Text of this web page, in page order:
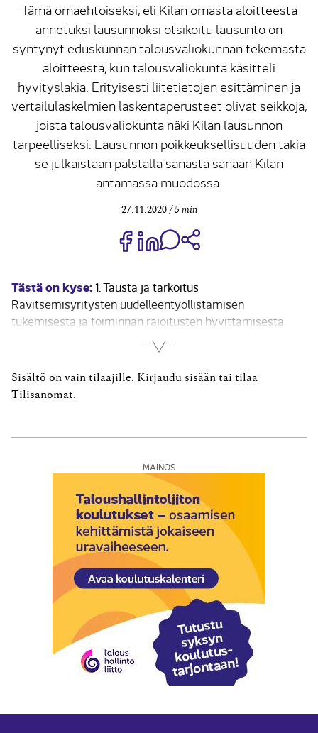
Tämä omaehtoiseksi, eli Kilan omasta aloitteesta
annetuksi lausunnoksi otsikoitu lausunto on
syntynyt eduskunnan talousvaliokunnan tekemästä
aloitteesta, kun talousvaliokunta käsitteli
hyvityslakia. Erityisesti liitetietojen esittäminen ja
vertailulaskelmien laskentaperusteet olivat seikkoja,
joista talousvaliokunta näki Kilan lausunnon
tarpeelliseksi. Lausunnon poikkeuksellisuuden takia
se julkaistaan palstalla sanasta sanaan Kilan
antamassa muodossa.
27.11.2020 5 min
Jaa Share on Facebook
Jaa Share on LinkedIn
Jaa WhatsApp-viestinä
Tästä on kyse:1. Tausta ja tarkoitus
Ravitsemisyritysten uudelleentyöllistämisen
tukemisesta ja toiminnan rajoitusten hyvittämisestä
annetun lain (403/2020; jäljempänä ”hyvityslaki”) nojalla
ravitsemisyrityksellä on oikeus saada Suomen valtiolta
kohtuullinen hyvitys asiakastilansa
kiinnipitovelvoitteesta rajoituskaudella 4.4.–31.5.2020.
koskevan kirjanpidollisen vertailun...
Lue lisää
Sisältö on vain tilaajille. Kirjaudu sisään tai tilaa
Tilisanomat
MAINOS